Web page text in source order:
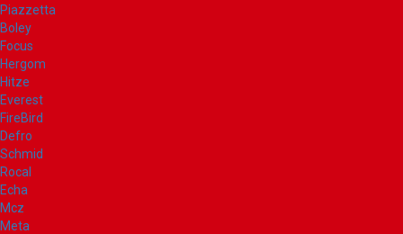
Piazzetta
Boley
Focus
Hergom
Hitze
Everest
FireBird
Defro
Schmid
Rocal
Echa
Mcz
Meta